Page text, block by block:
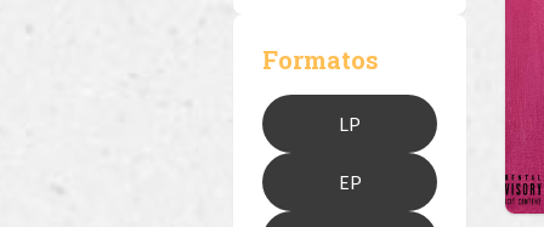
Formatos
LP
EP